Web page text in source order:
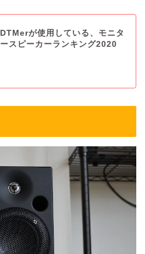
DTMerが使用している、モニタ
ースピーカーランキング2020